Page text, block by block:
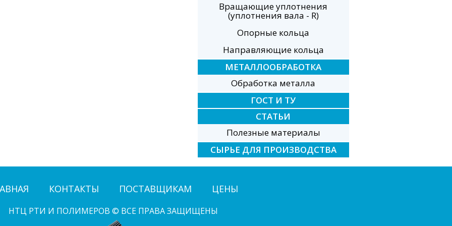
Вращающие уплотнения
(уплотнения вала - R)
Опорные кольца
Направляющие кольца
МЕТАЛЛООБРАБОТКА
Обработка металла
ГОСТ И ТУ
СТАТЬИ
Полезные материалы
СЫРЬЕ ДЛЯ ПРОИЗВОДСТВА
КОНТАКТЫ ПОСТАВЩИКАМ ЦЕНЫ
НТЦ РТИ И ПОЛИМЕРОВ © ВСЕ ПРАВА ЗАЩИЩЕНЫ